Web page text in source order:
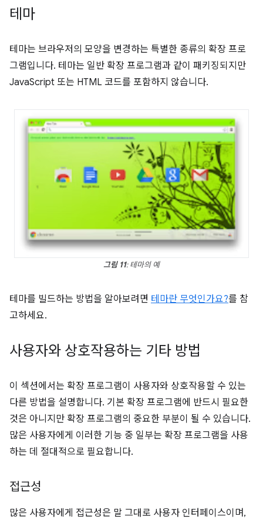
테마
테마는 브라우저의 모양을 변경하는 특별한 종류의 확장 프로
그램입니다. 테마는 일반 확장 프로그램과 같이 패키징되지만
JavaScript 또는 HTML 코드를 포함하지 않습니다.
그림 11: 테마의 예
테마를 빌드하는 방법을 알아보려면 테마란 무엇인가요?를 참
고하세요.
사용자와 상호작용하는 기타 방법
이 섹션에서는 확장 프로그램이 사용자와 상호작용할 수 있는
다른 방법을 설명합니다. 기본 확장 프로그램에 반드시 필요한
것은 아니지만 확장 프로그램의 중요한 부분이 될 수 있습니다.
많은 사용자에게 이러한 기능 중 일부는 확장 프로그램을 사용
하는 데 절대적으로 필요합니다.
접근성
많은 사용자에게 접근성은 말 그대로 사용자 인터페이스이며,